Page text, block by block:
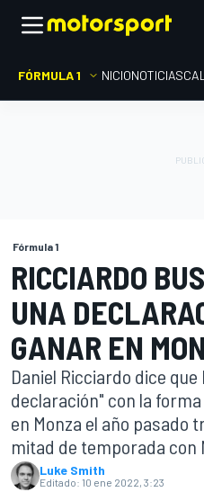
FÓRMULA 1 INICIONOTICIAS
Fórmula 1
RICCIARDO
UNA
GANAR EN
Daniel Ricciardo dice
declaración" con la
en Monza el año pasado
mitad de temporada con
Luke Smith
Editado: 10 ene 2022, 3:23